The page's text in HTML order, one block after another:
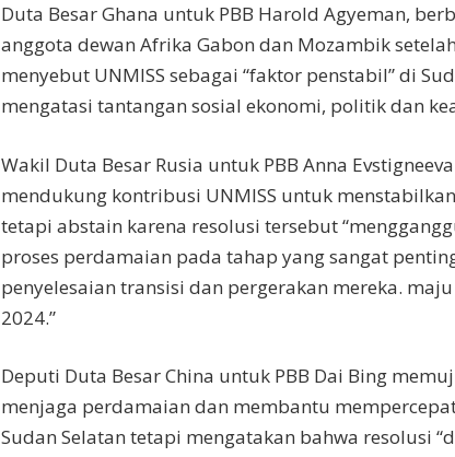
Duta Besar Ghana untuk PBB Harold Agyeman,
anggota dewan Afrika Gabon dan Mozambik
menyebut UNMISS sebagai “faktor penstabil” di
mengatasi tantangan sosial ekonomi, politik dan
Wakil Duta Besar Rusia untuk PBB Anna
mendukung kontribusi UNMISS untuk
tetapi abstain karena resolusi tersebut
proses perdamaian pada tahap yang sangat
penyelesaian transisi dan pergerakan mereka.
2024.”
Deputi Duta Besar China untuk PBB Dai Bing
menjaga perdamaian dan membantu
Sudan Selatan tetapi mengatakan bahwa resolusi